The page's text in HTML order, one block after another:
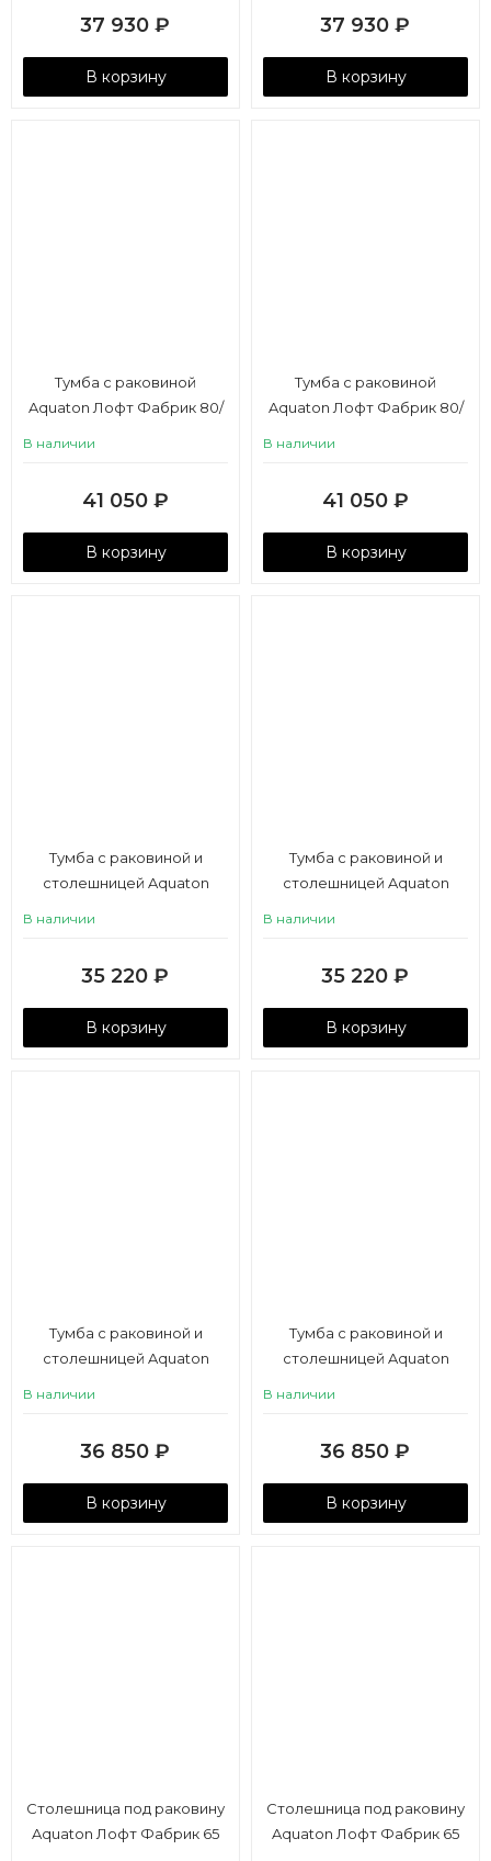
37 930 ₽
В корзину
37 930 ₽
В корзину
Тумба с раковиной
Aquaton Лофт Фабрик 80/
В наличии
41 050 ₽
В корзину
Тумба с раковиной
Aquaton Лофт Фабрик 80/
В наличии
41 050 ₽
В корзину
Тумба с раковиной и
столешницей Aquaton
В наличии
35 220 ₽
В корзину
Тумба с раковиной и
столешницей Aquaton
В наличии
35 220 ₽
В корзину
Тумба с раковиной и
столешницей Aquaton
В наличии
36 850 ₽
В корзину
Тумба с раковиной и
столешницей Aquaton
В наличии
36 850 ₽
В корзину
Столешница под раковину
Aquaton Лофт Фабрик 65
Столешница под раковину
Aquaton Лофт Фабрик 65